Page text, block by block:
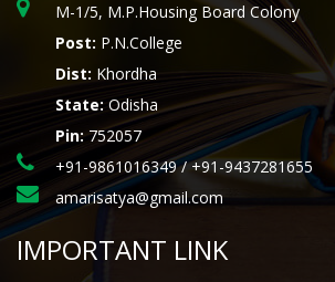
M-1/5, M.P.Housing Board Colony
Post: P.N.College
Dist: Khordha
State: Odisha
Pin:752057
+91-9861016349 / +91-9437281655
amarisatya@gmail.com
IMPORTANT LINK